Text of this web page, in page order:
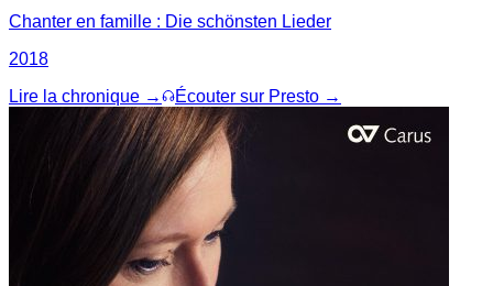
Chanter en famille : Die schönsten Lieder
2018
Lire la chronique →
Écouter sur Presto →